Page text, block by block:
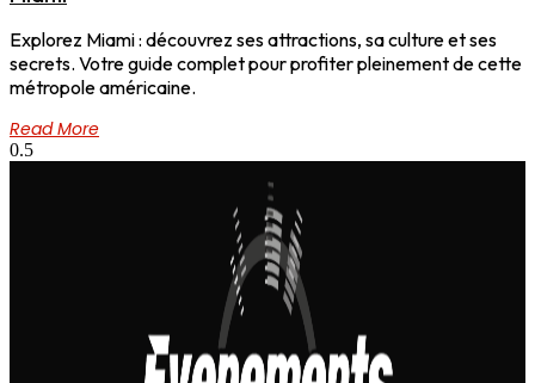
Explorez Miami : découvrez ses attractions, sa culture et ses
secrets. Votre guide complet pour profiter pleinement de cette
métropole américaine.
Read More